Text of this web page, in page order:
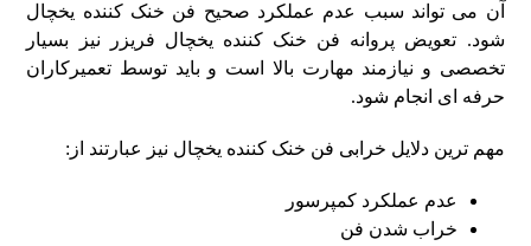
آن می‌ تواند سبب عدم عملکرد صحیح فن خنک کننده یخچال
شود. تعویض پروانه فن خنک‌ کننده یخچال فریزر نیز بسیار
تخصصی و نیازمند مهارت بالا است و باید توسط تعمیرکاران
حرفه‌ ای انجام شود.
مهم‌ ترین دلایل خرابی فن خنک‌ کننده یخچال نیز عبارتند از:
عدم عملکرد کمپرسور
خراب شدن فن